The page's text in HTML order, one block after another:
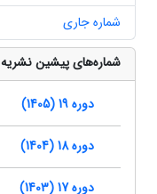
شماره جاری
شماره‌های پیشین نشریه
دوره 19 (1405)
دوره 18 (1404)
دوره 17 (1403)